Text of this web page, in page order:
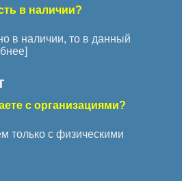
в наличии?
в наличии, то в данный
]
с организациями?
только с физическими